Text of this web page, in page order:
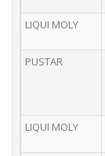
LIQUI MOLY
PUSTAR
LIQUI MOLY